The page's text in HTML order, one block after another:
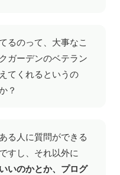
るのって、大事なこ
ガーデンのベテラン
てくれるというの
？
る人に質問ができる
すし、それ以外に
いのかとか、プログ